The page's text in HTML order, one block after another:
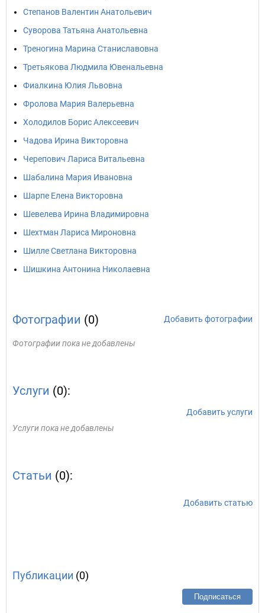
Степанов Валентин Анатольевич
Суворова Татьяна Анатольевна
Треногина Марина Станиславовна
Третьякова Людмила Ювенальевна
Фиалкина Юлия Львовна
Фролова Мария Валерьевна
Холодилов Борис Алексеевич
Чадова Ирина Викторовна
Черепович Лариса Витальевна
Шабалина Мария Ивановна
Шарпе Елена Викторовна
Шевелева Ирина Владимировна
Шехтман Лариса Мироновна
Шилле Светлана Викторовна
Шишкина Антонина Николаевна
Фотографии (0) Добавить фотографии
Фотографии пока не добавлены
Услуги (0):
Добавить услуги
Услуги пока не добавлены
Статьи (0):
Добавить статью
Публикации (0)
Подписаться